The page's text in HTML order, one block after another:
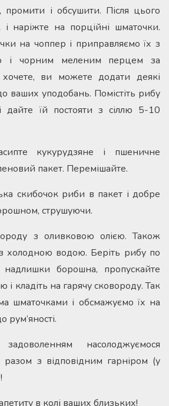
промити і обсушити. Після цього
і наріжте на порційні шматочки.
на чоппер і приправляємо їх з
і чорним меленим перцем за
ви можете додати деякі
ваших уподобань. Помістіть рибу
дайте їй постояти з сіллю 5-10
кукурудзяне і пшеничне
пакет. Перемішайте.
скибочок риби в пакет і добре
струшуючи.
з оливковою олією. Також
холодною водою. Беріть рибу по
надлишки борошна, пропускайте
і кладіть на гарячу сковороду. Так
шматочками і обсмажуємо їх на
рум’яності.
насолоджуємося
з відповідним гарніром (у
в колі ваших близьких!